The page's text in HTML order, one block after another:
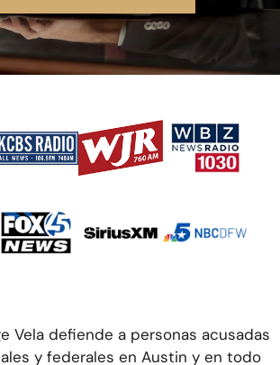
Vela defiende a personas acusadas
y federales en Austin y en todo